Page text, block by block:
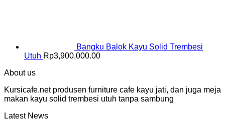
Bangku Balok Kayu Solid Trembesi
Utuh Rp3,900,000.00
About us
Kursicafe.net produsen furniture cafe kayu jati, dan juga meja
makan kayu solid trembesi utuh tanpa sambung
Latest News